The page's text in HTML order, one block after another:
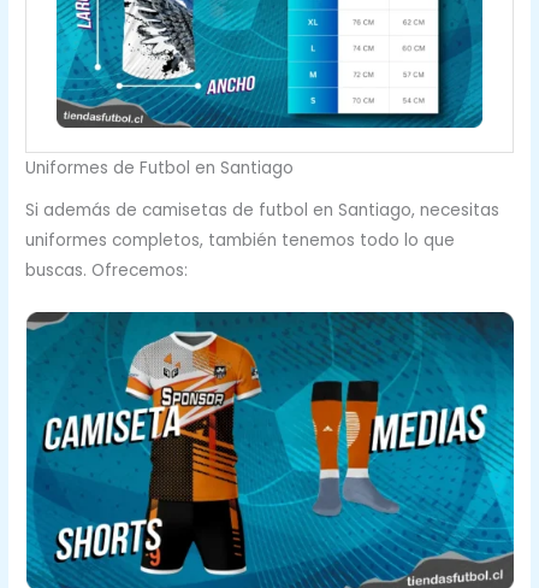
Uniformes de Futbol en Santiago
Si además de camisetas de futbol en Santiago, necesitas
uniformes completos, también tenemos todo lo que
buscas. Ofrecemos: